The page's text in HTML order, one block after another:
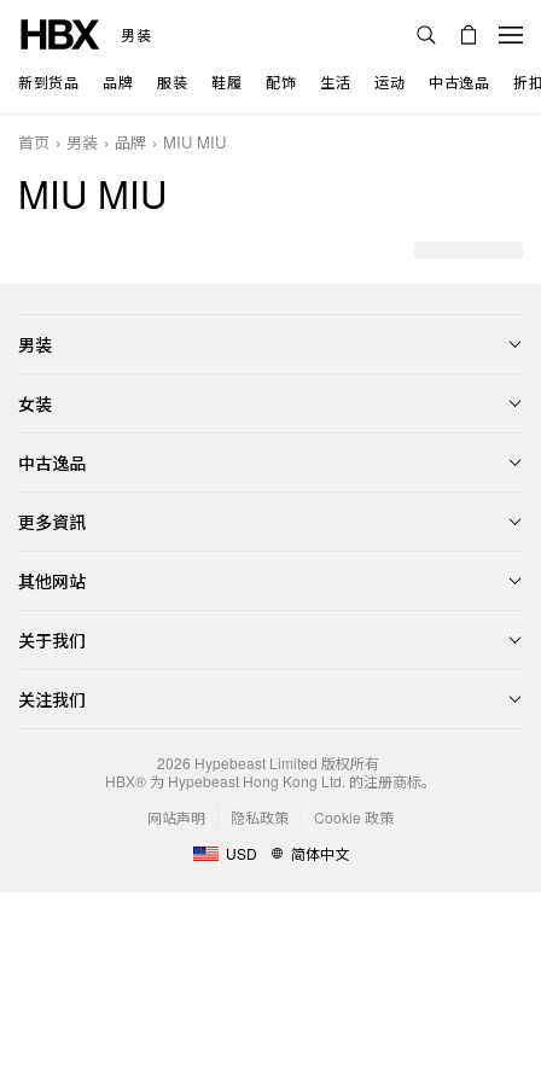
男装
新到货品 品牌 服装 鞋履 配饰 生活 运动 中古逸品 折
首页 男装 品牌 MIU MIU
MIU MIU
男装
女装
中古逸品
更多資訊
其他网站
关于我们
关注我们
2026 Hypebeast Limited 版权所有
HBX® 为 Hypebeast Hong Kong Ltd. 的注册商标。
网站声明
隐私政策
Cookie 政策
USD
简体中文